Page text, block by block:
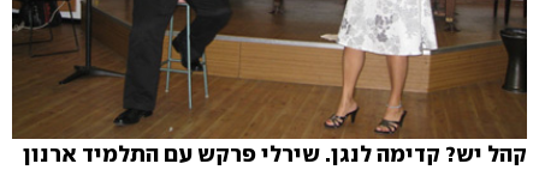
קהל יש? קדימה לנגן. שירלי פרקש עם התלמיד ארנון